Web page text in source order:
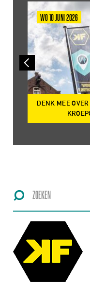
WO 10 JUNI 2026
DENK MEE